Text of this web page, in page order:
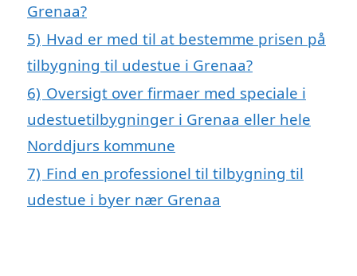
Grenaa?
5) Hvad er med til at bestemme prisen på
tilbygning til udestue i Grenaa?
6) Oversigt over firmaer med speciale i
udestuetilbygninger i Grenaa eller hele
Norddjurs kommune
7) Find en professionel til tilbygning til
udestue i byer nær Grenaa